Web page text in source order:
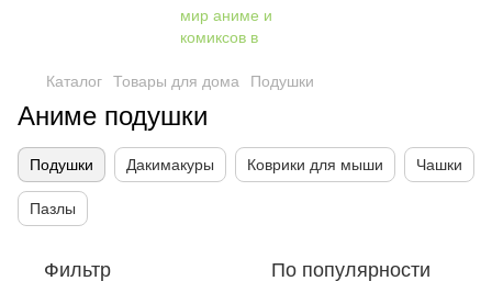
Каталог Товары для дома Подушки
Аниме подушки
Подушки Дакимакуры Коврики для мыши Чашки
Пазлы
Фильтр По популярности